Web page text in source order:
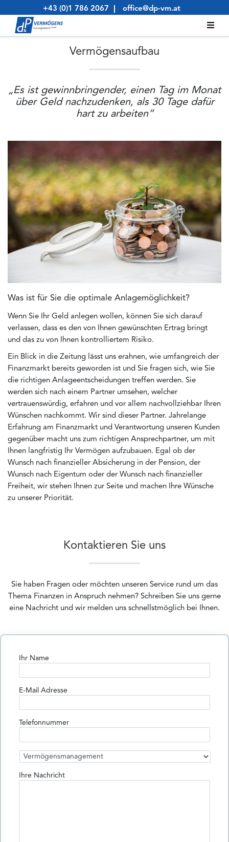
content
+43 (0)1 786 2067 office@dp-vm.at
Vermögensaufbau
„Es ist gewinnbringender, einen Tag im Monat
über Geld nachzudenken, als 30 Tage dafür
hart zu arbeiten“
Was ist für Sie die optimale Anlagemöglichkeit?
Wenn Sie Ihr Geld anlegen wollen, können Sie sich darauf
verlassen, dass es den von Ihnen gewünschten Ertrag bringt
und das zu von Ihnen kontrolliertem Risiko.
Ein Blick in die Zeitung lässt uns erahnen, wie umfangreich der
Finanzmarkt bereits geworden ist und Sie fragen sich, wie Sie
die richtigen Anlageentscheidungen treffen werden. Sie
werden sich nach einem Partner umsehen, welcher
vertrauenswürdig, erfahren und vor allem nachvollziehbar Ihren
Wünschen nachkommt. Wir sind dieser Partner. Jahrelange
Erfahrung am Finanzmarkt und Verantwortung unseren Kunden
gegenüber macht uns zum richtigen Ansprechpartner, um mit
Ihnen langfristig Ihr Vermögen aufzubauen. Egal ob der
Wunsch nach finanzieller Absicherung in der Pension, der
Wunsch nach Eigentum oder der Wunsch nach finanzieller
Freiheit, wir stehen Ihnen zur Seite und machen Ihre Wünsche
zu unserer Priorität.
Kontaktieren Sie uns
Sie haben Fragen oder möchten unseren Service rund um das
Thema Finanzen in Anspruch nehmen? Schreiben Sie uns gerne
eine Nachricht und wir melden uns schnellstmöglich bei Ihnen.
Ihr Name
E-Mail Adresse
Telefonnummer
Ihre Nachricht